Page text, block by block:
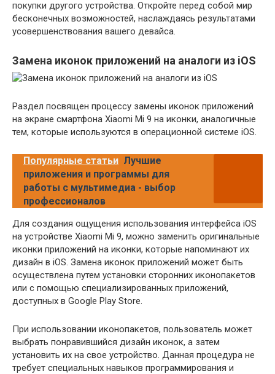
покупки другого устройства. Откройте перед собой мир
бесконечных возможностей, наслаждаясь результатами
усовершенствования вашего девайса.
Замена иконок приложений на аналоги из iOS
Раздел посвящен процессу замены иконок приложений
на экране смартфона Xiaomi Mi 9 на иконки, аналогичные
тем, которые используются в операционной системе iOS.
Популярные статьи Лучшие
приложения и программы для
работы с мультимедиа - выбор
профессионалов
Для создания ощущения использования интерфейса iOS
на устройстве Xiaomi Mi 9, можно заменить оригинальные
иконки приложений на иконки, которые напоминают их
дизайн в iOS. Замена иконок приложений может быть
осуществлена путем установки сторонних иконопакетов
или с помощью специализированных приложений,
доступных в Google Play Store.
При использовании иконопакетов, пользователь может
выбрать понравившийся дизайн иконок, а затем
установить их на свое устройство. Данная процедура не
требует специальных навыков программирования и